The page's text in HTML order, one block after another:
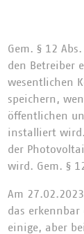
Gem. § 12
den Betreiber
wesentlichen
speichern,
öffentlichen
installiert wird.
der
wird. Gem. §
Am
das
einige, aber